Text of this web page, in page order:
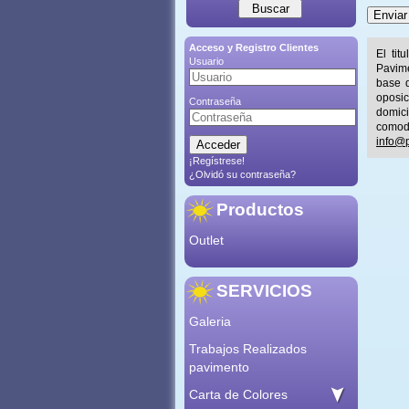
Acceso y Registro Clientes
Usuario
Contraseña
¡Regístrese!
¿Olvidó su contraseña?
Productos
Outlet
SERVICIOS
Galeria
Trabajos Realizados
pavimento
Carta de Colores
El
base